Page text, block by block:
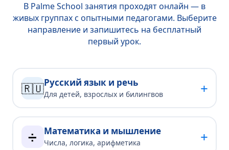
В Palme School занятия проходят онлайн — в
живых группах с опытными педагогами. Выберите
направление и запишитесь на бесплатный
первый урок.
🇷🇺Русский язык и речь
Для детей, взрослых и билингвов +
➗ Математика и мышление
Числа, логика, арифметика +